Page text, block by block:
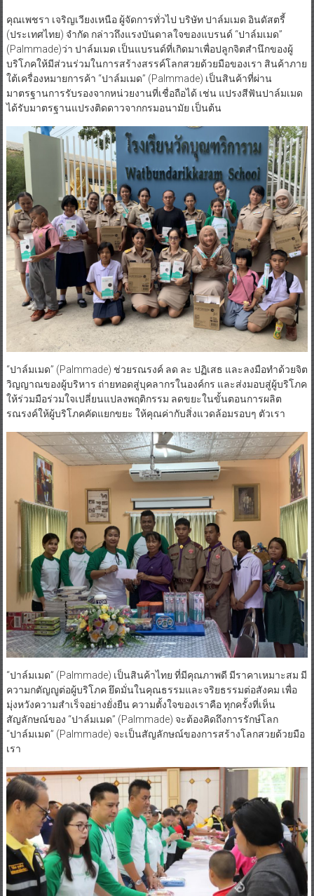
คุณเพชรา เจริญเวียงเหนือ ผู้จัดการทั่วไป บริษัท ปาล์มเมด อินดัสตรี้
(ประเทศไทย) จำกัด กล่าวถึงแรงบันดาลใจของแบรนด์ “ปาล์มเมด”
(Palmmade)ว่า ปาล์มเมด เป็นแบรนด์ที่เกิดมาเพื่อปลูกจิตสำนึกของผู้
บริโภคให้มีส่วนร่วมในการสร้างสรรค์โลกสวยด้วยมือของเรา สินค้าภาย
ใต้เครื่องหมายการค้า “ปาล์มเมด” (Palmmade) เป็นสินค้าที่ผ่าน
มาตรฐานการรับรองจากหน่วยงานที่เชื่อถือได้ เช่น แปรงสีฟันปาล์มเมด
ได้รับมาตรฐานแปรงติดดาวจากกรมอนามัย เป็นต้น
“ปาล์มเมด” (Palmmade) ช่วยรณรงค์ ลด ละ ปฏิเสธ และลงมือทำด้วยจิต
วิญญาณของผู้บริหาร ถ่ายทอดสู่บุคลากรในองค์กร และส่งมอบสู่ผู้บริโภค
ให้ร่วมมือร่วมใจเปลี่ยนแปลงพฤติกรรม ลดขยะในขั้นตอนการผลิต
รณรงค์ให้ผู้บริโภคคัดแยกขยะ ให้คุณค่ากับสิ่งแวดล้อมรอบๆ ตัวเรา
“ปาล์มเมด” (Palmmade) เป็นสินค้าไทย ที่มีคุณภาพดี มีราคาเหมาะสม มี
ความกตัญญูต่อผู้บริโภค ยึดมั่นในคุณธรรมและจริยธรรมต่อสังคม เพื่อ
มุ่งหวังความสำเร็จอย่างยั่งยืน ความตั้งใจของเราคือ ทุกครั้งที่เห็น
สัญลักษณ์ของ “ปาล์มเมด” (Palmmade) จะต้องคิดถึงการรักษ์โลก
“ปาล์มเมด” (Palmmade) จะเป็นสัญลักษณ์ของการสร้างโลกสวยด้วยมือ
เรา